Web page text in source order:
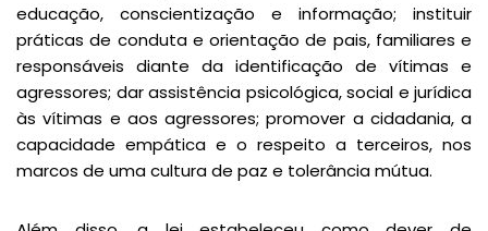
educação, conscientização e informação; instituir
práticas de conduta e orientação de pais, familiares e
responsáveis diante da identificação de vítimas e
agressores; dar assistência psicológica, social e jurídica
às vítimas e aos agressores; promover a cidadania, a
capacidade empática e o respeito a terceiros, nos
marcos de uma cultura de paz e tolerância mútua.